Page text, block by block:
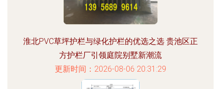
淮北PVC草坪护栏与绿化护栏的优选之选 贵池区正
方护栏厂引领庭院别墅新潮流
更新时间：2026-08-06 20:31:29